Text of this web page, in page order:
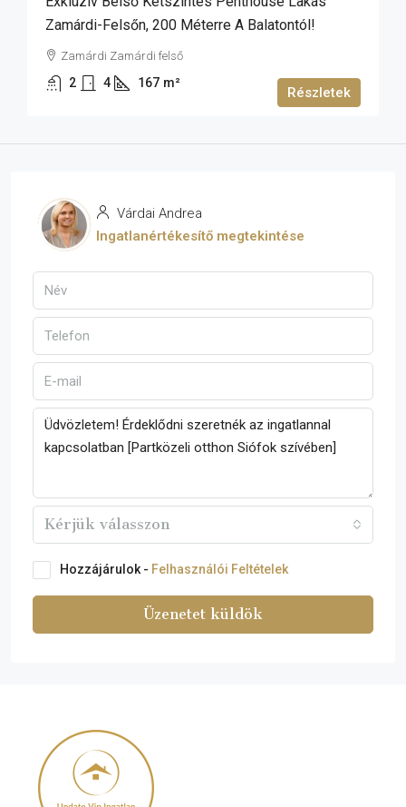
Zamárdi-Felsőn, 200 Méterre A Balatontól!
Zamárdi Zamárdi felső
2 4 167 m²
Részletek
Várdai Andrea
Ingatlanértékesítő megtekintése
Kérjük válasszon
Hozzájárulok - Felhasználói Feltételek
Üzenetet küldök